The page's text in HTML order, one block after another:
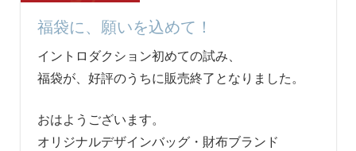
福袋に、願いを込めて！
イントロダクション初めての試み、
福袋が、好評のうちに販売終了となりました。
おはようございます。
オリジナルデザインバッグ・財布ブランド